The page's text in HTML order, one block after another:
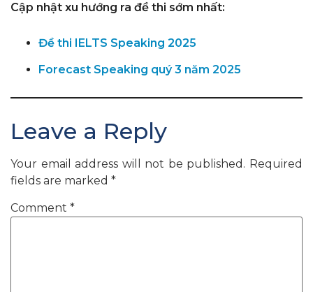
Cập nhật xu hướng ra đề thi sớm nhất:
Đề thi IELTS Speaking 2025
Forecast Speaking quý 3 năm 2025
Leave a Reply
Your email address will not be published. Required
fields are marked *
Comment *